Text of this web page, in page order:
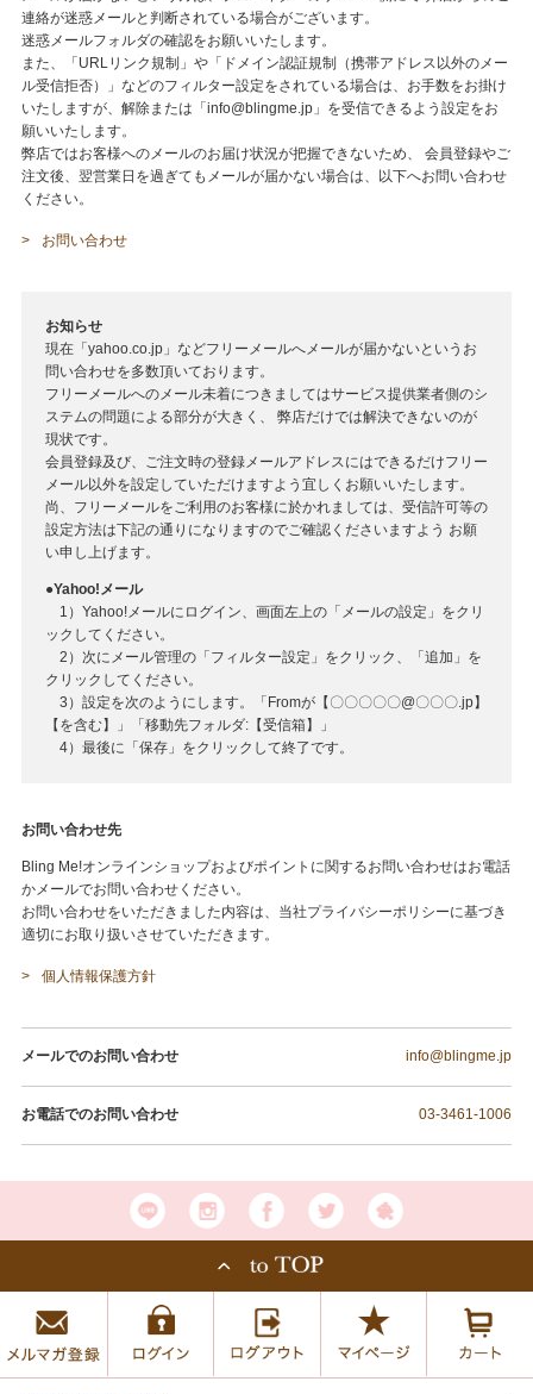
連絡が迷惑メールと判断されている場合がございます。
迷惑メールフォルダの確認をお願いいたします。
また、「URLリンク規制」や「ドメイン認証規制（携帯アドレス以外のメー
ル受信拒否）」などのフィルター設定をされている場合は、お手数をお掛け
いたしますが、解除または「info@blingme.jp」を受信できるよう設定をお
願いいたします。
弊店ではお客様へのメールのお届け状況が把握できないため、 会員登録やご
注文後、翌営業日を過ぎてもメールが届かない場合は、以下へお問い合わせ
ください。
お問い合わせ
お知らせ
現在「yahoo.co.jp」などフリーメールへメールが届かないというお
問い合わせを多数頂いております。
フリーメールへのメール未着につきましてはサービス提供業者側のシ
ステムの問題による部分が大きく、 弊店だけでは解決できないのが
現状です。
会員登録及び、ご注文時の登録メールアドレスにはできるだけフリー
メール以外を設定していただけますよう宜しくお願いいたします。
尚、フリーメールをご利用のお客様に於かれましては、受信許可等の
設定方法は下記の通りになりますのでご確認くださいますよう お願
い申し上げます。
●Yahoo!メール
1）Yahoo!メールにログイン、画面左上の「メールの設定」をクリ
ックしてください。
2）次にメール管理の「フィルター設定」をクリック、「追加」を
クリックしてください。
3）設定を次のようにします。「Fromが【〇〇〇〇〇@〇〇〇.jp】
【を含む】」「移動先フォルダ:【受信箱】」
4）最後に「保存」をクリックして終了です。
お問い合わせ先
Bling Me!オンラインショップおよびポイントに関するお問い合わせはお電話
かメールでお問い合わせください。
お問い合わせをいただきました内容は、当社プライバシーポリシーに基づき
適切にお取り扱いさせていただきます。
個人情報保護方針
メールでのお問い合わせ info@blingme.jp
お電話でのお問い合わせ 03-3461-1006